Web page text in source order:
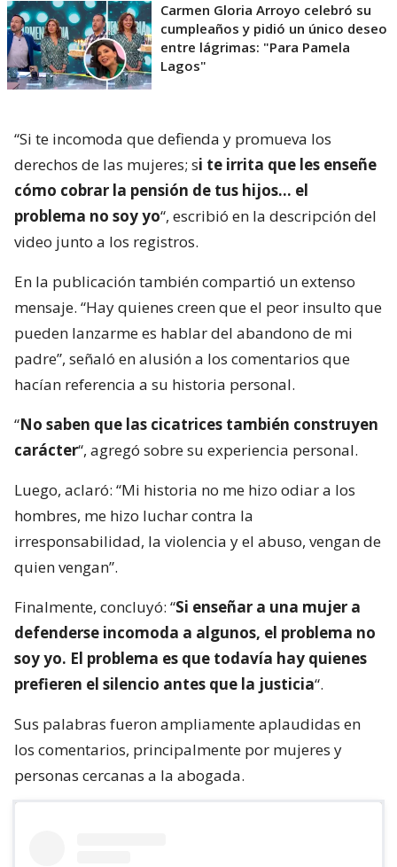
Carmen Gloria Arroyo celebró su
cumpleaños y pidió un único deseo
entre lágrimas: "Para Pamela
Lagos"
“Si te incomoda que defienda y promueva los
derechos de las mujeres; si te irrita que les enseñe
cómo cobrar la pensión de tus hijos… el
problema no soy yo“, escribió en la descripción del
video junto a los registros.
En la publicación también compartió un extenso
mensaje. “Hay quienes creen que el peor insulto que
pueden lanzarme es hablar del abandono de mi
padre”, señaló en alusión a los comentarios que
hacían referencia a su historia personal.
“No saben que las cicatrices también construyen
carácter“, agregó sobre su experiencia personal.
Luego, aclaró: “Mi historia no me hizo odiar a los
hombres, me hizo luchar contra la
irresponsabilidad, la violencia y el abuso, vengan de
quien vengan”.
Finalmente, concluyó: “Si enseñar a una mujer a
defenderse incomoda a algunos, el problema no
soy yo. El problema es que todavía hay quienes
prefieren el silencio antes que la justicia“.
Sus palabras fueron ampliamente aplaudidas en
los comentarios, principalmente por mujeres y
personas cercanas a la abogada.